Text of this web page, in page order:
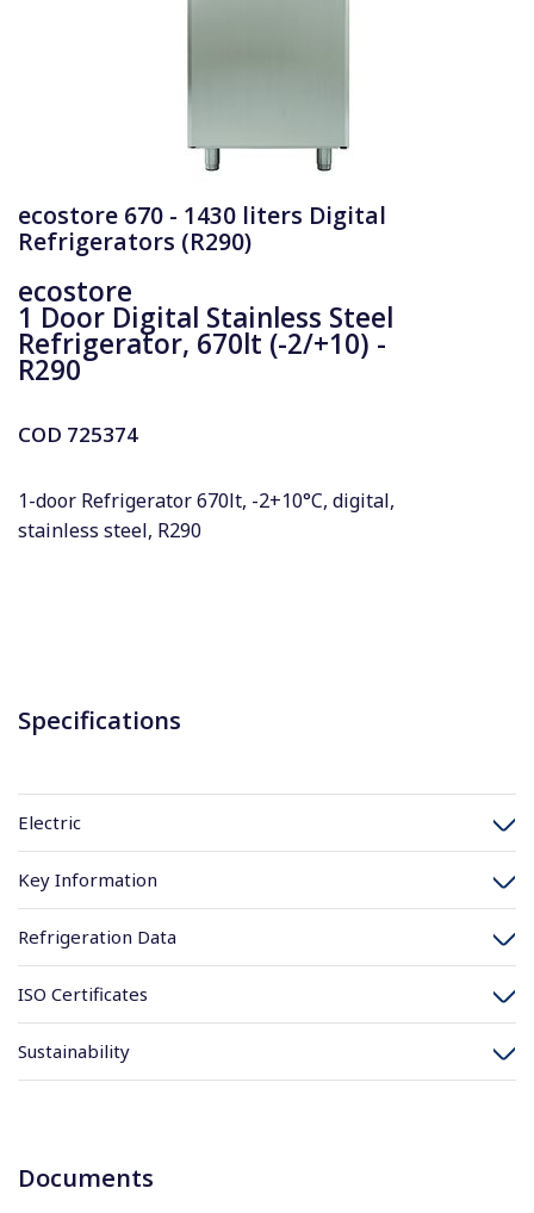
ecostore 670 - 1430 liters Digital
Refrigerators (R290)
ecostore
1 Door Digital Stainless Steel
Refrigerator, 670lt (-2/+10) -
R290
COD 725374
1-door Refrigerator 670lt, -2+10°C, digital,
stainless steel, R290
Specifications
Electric
Key Information
Refrigeration Data
ISO Certificates
Sustainability
Documents